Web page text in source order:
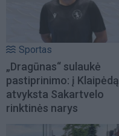
Sportas
„Dragūnas“ sulaukė
pastiprinimo: į Klaipėdą
atvyksta Sakartvelo
rinktinės narys